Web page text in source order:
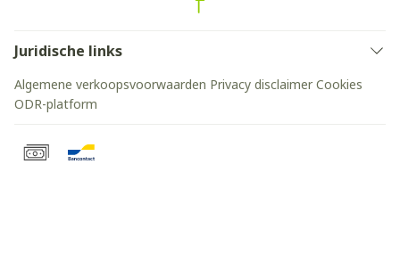
Juridische links
Algemene verkoopsvoorwaarden Privacy disclaimer Cookies
ODR-platform